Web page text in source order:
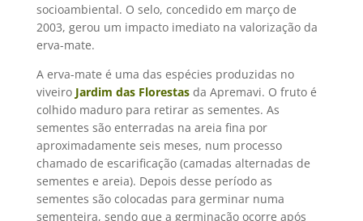
socioambiental. O selo, concedido em março de
2003, gerou um impacto imediato na valorização da
erva-mate.
A erva-mate é uma das espécies produzidas no
viveiro Jardim das Florestasda Apremavi. O fruto é
colhido maduro para retirar as sementes. As
sementes são enterradas na areia fina por
aproximadamente seis meses, num processo
chamado de escarificação (camadas alternadas de
sementes e areia). Depois desse período as
sementes são colocadas para germinar numa
sementeira, sendo que a germinação ocorre após